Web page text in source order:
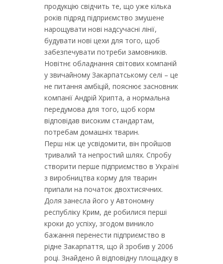
продукцію свідчить те, що уже кілька
років підряд підприємство змушене
нарощувати нові надсучасні лінії,
будувати нові цехи для того, щоб
забезпечувати потреби замовників.
Новітнє обладнання світових компаній
у звичайному Закарпатському селі – це
не питання амбіцій, пояснює засновник
компанії Андрій Хрипта, а нормальна
передумова для того, щоб корм
відповідав високим стандартам,
потребам домашніх тварин.
Перш ніж це усвідомити, він пройшов
тривалий та непростий шлях. Спробу
створити перше підприємство в Україні
з виробництва корму для тварин
припали на початок двохтисячних.
Доля занесла його у Автономну
республіку Крим, де робилися перші
кроки до успіху, згодом виникло
бажання перенести підприємство в
рідне Закарпаття, що й зробив у 2006
році. Знайдено й відповідну площадку в